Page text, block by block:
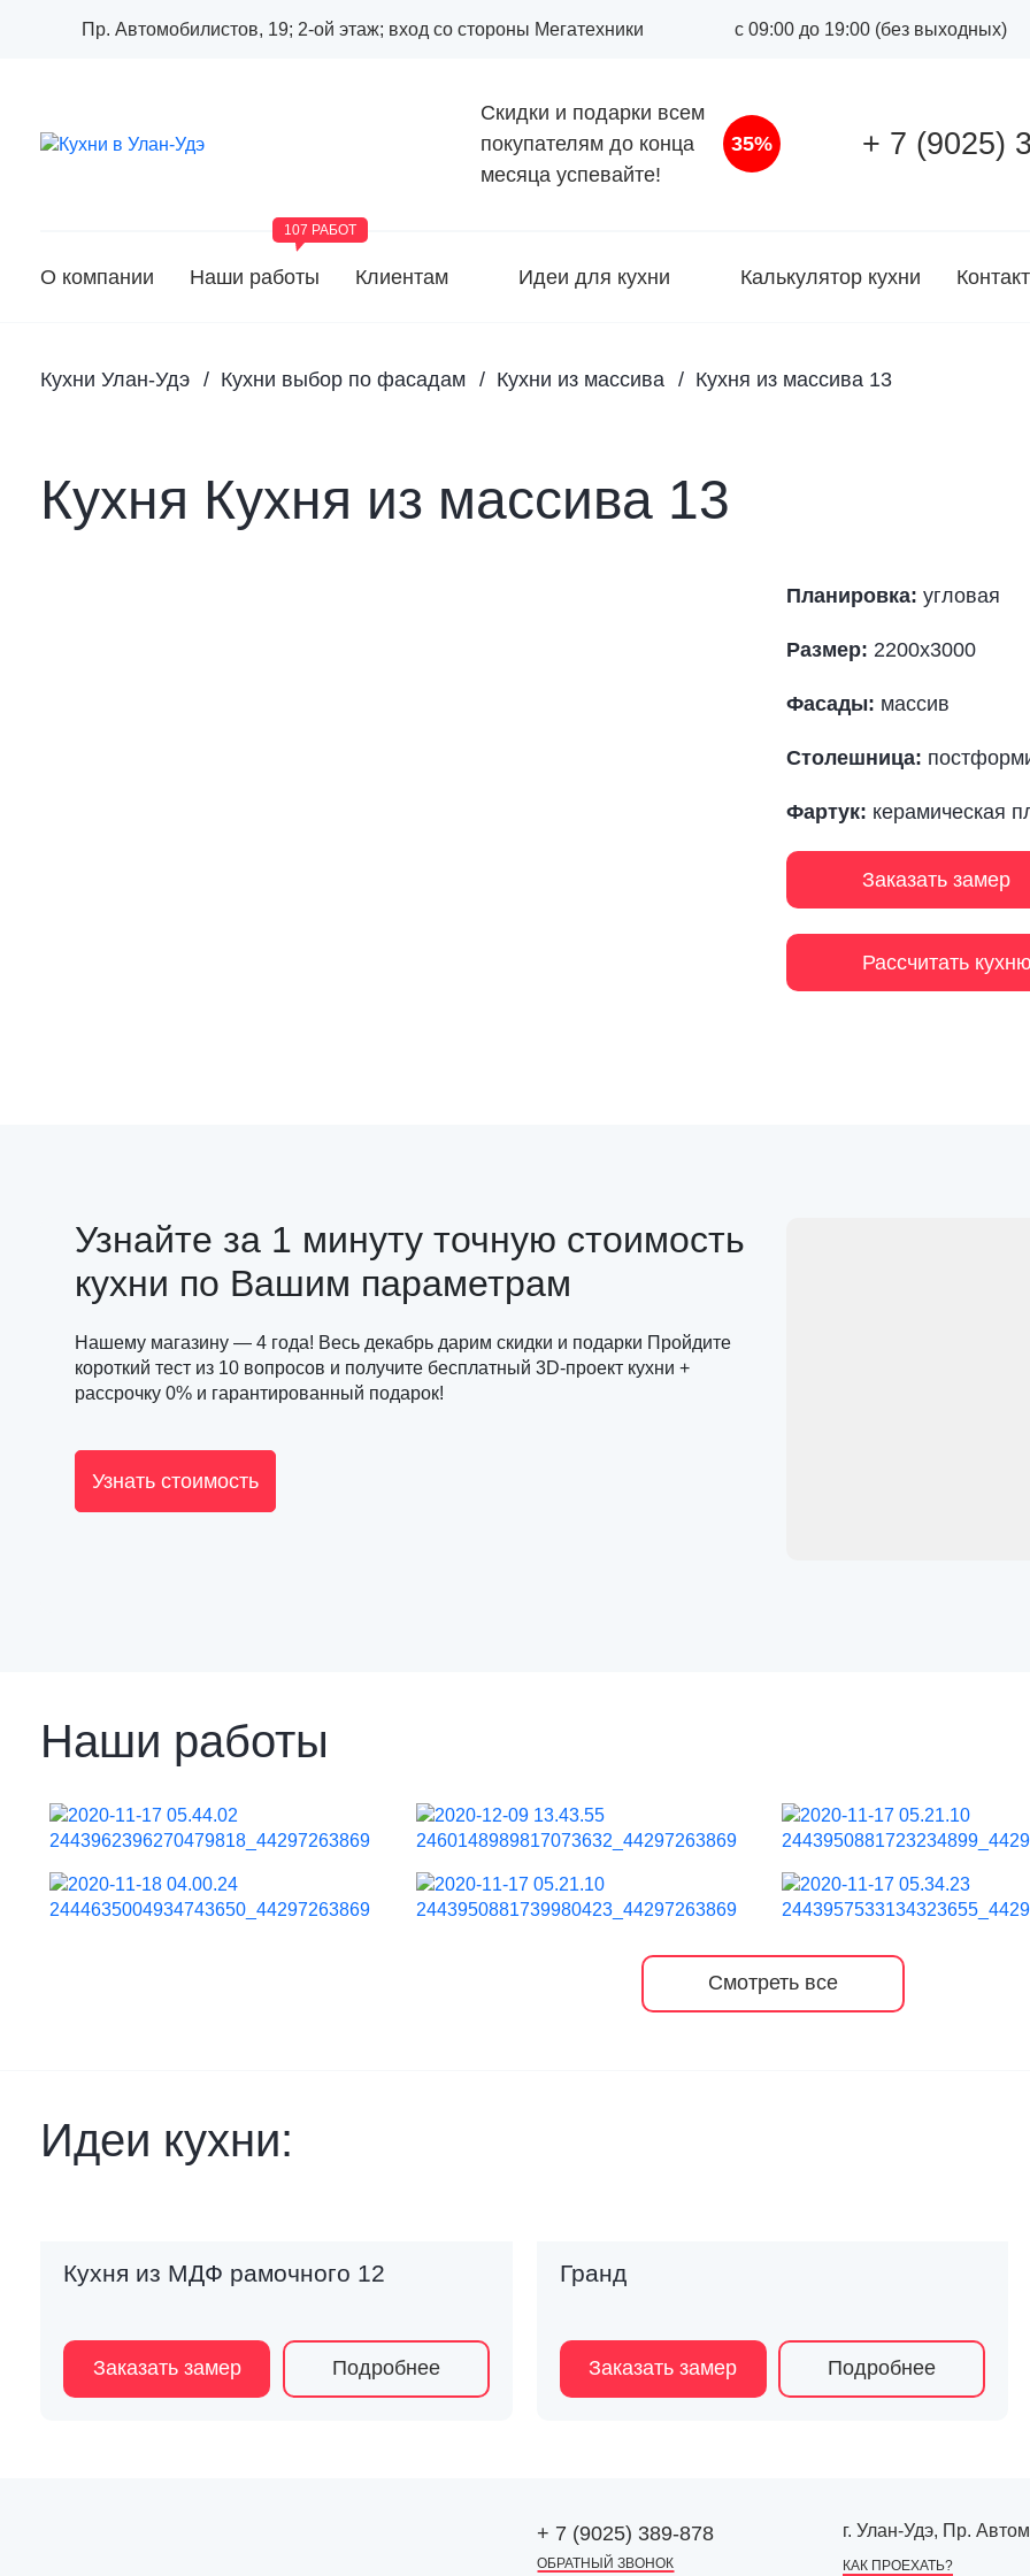
Пр. Автомобилистов, 19; 2-ой этаж; вход со стороны Мегатехники с 09:00 до 19:00 (без выходных)
Скидки и подарки всем
покупателям до конца
35%
месяца успевайте!
+ 7 (9025)
О компании
107 РАБОТ
Наши работы Клиентам Идеи для кухни Калькулятор кухни
Кухни Улан-Удэ Кухни выбор по фасадам Кухни из массива Кухня из массива 13
Кухня Кухня из массива 13
Планировка: угловая
Размер: 2200х3000
Фасады: массив
Столешница:
Фартук: керамическая
Заказать замер
Рассчитать кухню
Узнайте за 1 минуту точную стоимость
кухни по Вашим параметрам
Нашему магазину — 4 года! Весь декабрь дарим скидки и подарки Пройдите
короткий тест из 10 вопросов и получите бесплатный 3D-проект кухни +
рассрочку 0% и гарантированный подарок!
Узнать стоимость
Наши работы
Смотреть все
Идеи кухни:
Кухня из МДФ рамочного 12
Заказать замер Подробнее
Гранд
Заказать замер Подробнее
+ 7 (9025) 389-878
ОБРАТНЫЙ ЗВОНОК
г. Улан-Удэ, Пр.
КАК ПРОЕХАТЬ?